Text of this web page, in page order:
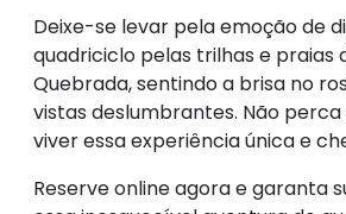
Deixe-se levar pela emoção de
quadriciclo pelas trilhas e praias
Quebrada, sentindo a brisa no
vistas deslumbrantes. Não
viver essa experiência única e
Reserve online agora e garanta